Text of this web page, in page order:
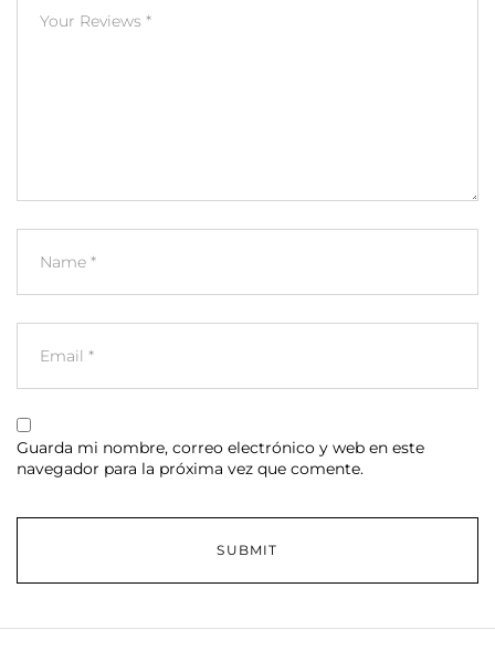
Guarda mi nombre, correo electrónico y web en este
navegador para la próxima vez que comente.